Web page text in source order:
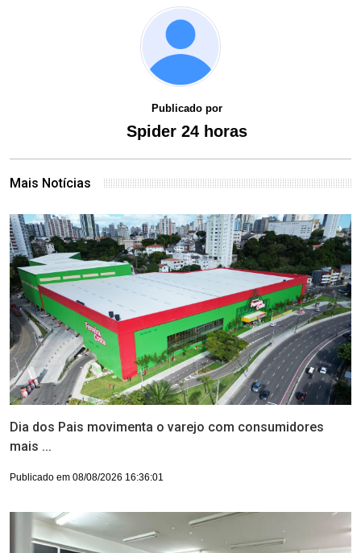
Publicado por
Spider 24 horas
Mais Notícias
Dia dos Pais movimenta o varejo com consumidores
mais ...
Publicado em 08/08/2026 16:36:01